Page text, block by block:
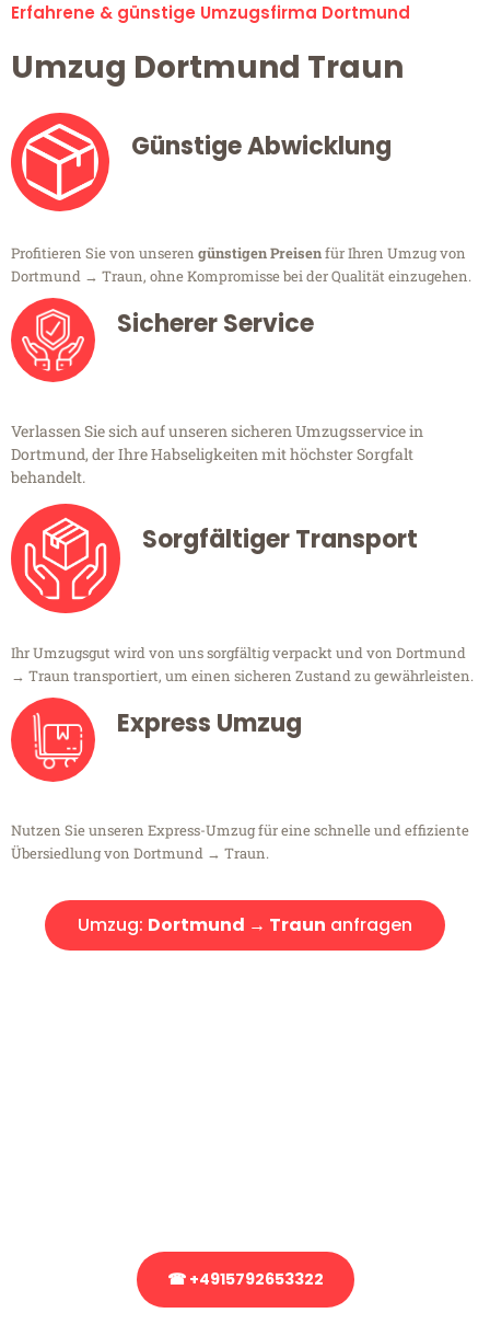
Erfahrene & günstige Umzugsfirma Dortmund
Umzug Dortmund Traun
Günstige Abwicklung
Profitieren Sie von unseren günstigen Preisenfür Ihren Umzug von
Dortmund → Traun, ohne Kompromisse bei der Qualität einzugehen.
Sicherer Service
Verlassen Sie sich auf unseren sicheren Umzugsservice in
Dortmund, der Ihre Habseligkeiten mit höchster Sorgfalt
behandelt.
Sorgfältiger Transport
Ihr Umzugsgut wird von uns sorgfältig verpackt und von Dortmund
→ Traun transportiert, um einen sicheren Zustand zu gewährleisten.
Express Umzug
Nutzen Sie unseren Express-Umzug für eine schnelle und effiziente
Übersiedlung von Dortmund → Traun.
Umzug: Dortmund → Traun anfragen
☎ +4915792653322